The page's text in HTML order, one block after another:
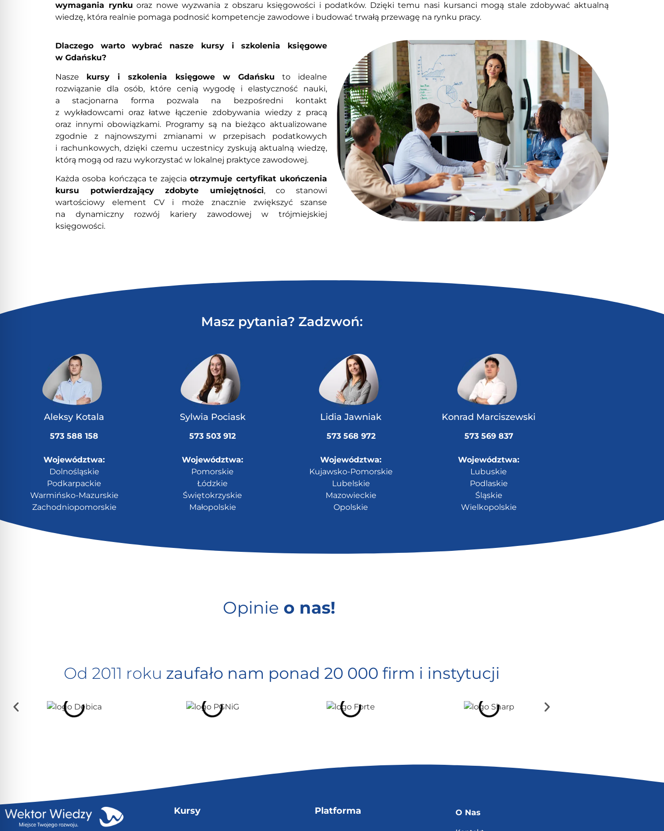
wymagania rynku oraz nowe wyzwania z obszaru księgowości i podatków. Dzięki temu nasi kursanci mogą stale zdobywać aktualną
wiedzę, która realnie pomaga podnosić kompetencje zawodowe i budować trwałą przewagę na rynku pracy.
Dlaczego warto wybrać nasze kursy i szkolenia księgowe
w Gdańsku?
Nasze kursy i szkolenia księgowe w Gdańsku to idealne
rozwiązanie dla osób, które cenią wygodę i elastyczność nauki,
a stacjonarna forma pozwala na bezpośredni kontakt
z wykładowcami oraz łatwe łączenie zdobywania wiedzy z pracą
oraz innymi obowiązkami. Programy są na bieżąco aktualizowane
zgodnie z najnowszymi zmianami w przepisach podatkowych
i rachunkowych, dzięki czemu uczestnicy zyskują aktualną wiedzę,
którą mogą od razu wykorzystać w lokalnej praktyce zawodowej.
Każda osoba kończąca te zajęciaotrzymuje certyfikat ukończenia
kursu potwierdzający zdobyte umiejętności, co stanowi
wartościowy element CV i może znacznie zwiększyć szanse
na dynamiczny rozwój kariery zawodowej w trójmiejskiej
księgowości.
Masz pytania? Zadzwoń:
Aleksy Kotala
573 588 158
Województwa:
Dolnośląskie
Podkarpackie
Warmińsko-Mazurskie
Zachodniopomorskie
Sylwia Pociask
573 503 912
Województwa:
Pomorskie
Łódzkie
Świętokrzyskie
Małopolskie
Lidia Jawniak
573 568 972
Województwa:
Kujawsko-Pomorskie
Lubelskie
Mazowieckie
Opolskie
Konrad Marciszewski
573 569 837
Województwa:
Lubuskie
Podlaskie
Śląskie
Wielkopolskie
Opinie o nas!
Od 2011 roku zaufało nam ponad 20 000 firm i instytucji
Kursy Platforma O Nas